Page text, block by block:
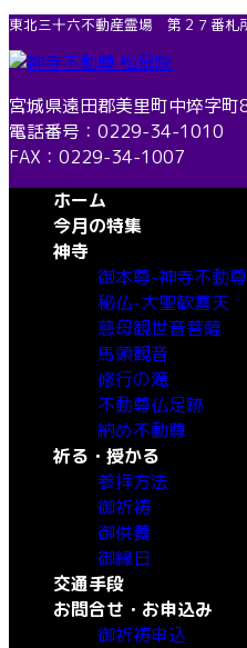
コ
ン
ン
ツ
へ
ナ
ビ
ー
シ
ョ
東北三十六不動産霊場 第２７番札
宮城県遠田郡美里町中埣字町
電話番号：0229-34-1010
FAX：0229-34-1007
ホーム
今月の特集
神寺
御本尊-神寺不動尊
秘仏-大聖歓喜天
慈母観世音菩薩
馬頭観音
修行の滝
不動尊仏足跡
納め不動尊
祈る・授かる
参拝方法
御祈祷
御供養
御縁日
交通手段
お問合せ・お申込み
御祈祷申込